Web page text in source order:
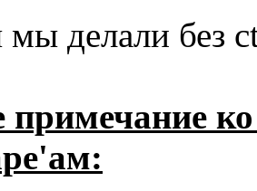
делали без